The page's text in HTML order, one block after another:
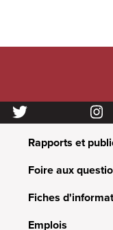
Rapports et
Foire aux
Fiches
Emplois